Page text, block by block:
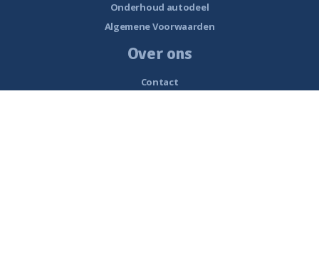
Onderhoud autodeel
Algemene Voorwaarden
Over ons
Contact